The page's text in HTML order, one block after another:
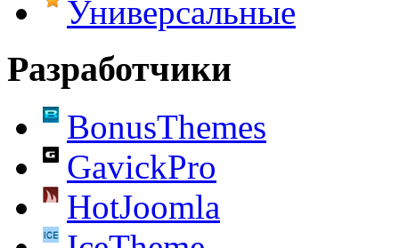
Универсальные
Разработчики
BonusThemes
GavickPro
HotJoomla